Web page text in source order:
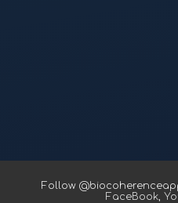
Follow
FaceBook,